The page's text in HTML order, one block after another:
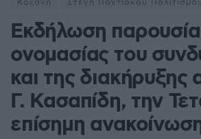
Κοζάνη
Στέγη Ποντιακού Πολιτισμού
Εκδήλωση
ονομασίας του
και της
Γ. Κασαπίδη, την
επίσημη